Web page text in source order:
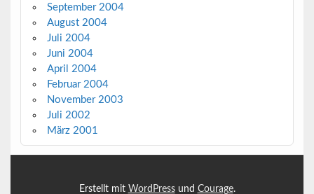
September 2004
August 2004
Juli 2004
Juni 2004
April 2004
Februar 2004
November 2003
Juli 2002
März 2001
Erstellt mit WordPressund Courage.